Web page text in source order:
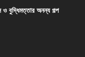
বুদ্ধিমত্তার অনন্য গল্প